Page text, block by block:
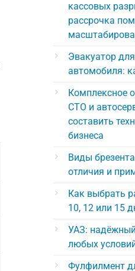
кассовых
рассрочка
Эвакуатор
автомобиля:
Комплексное
СТО и
составить
бизнеса
Виды
отличия и
Как выбрать
10, 12 или 15
УАЗ:
любых
Фулфилмент